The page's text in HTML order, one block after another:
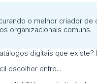
o melhor criador de
organizacionais comuns.
digitais que
escolher entre...